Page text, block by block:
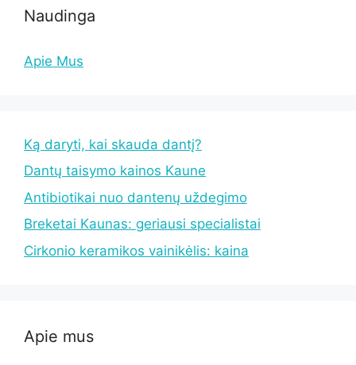
Naudinga
Apie Mus
Ką daryti, kai skauda dantį?
Dantų taisymo kainos Kaune
Antibiotikai nuo dantenų uždegimo
Breketai Kaunas: geriausi specialistai
Cirkonio keramikos vainikėlis: kaina
Apie mus